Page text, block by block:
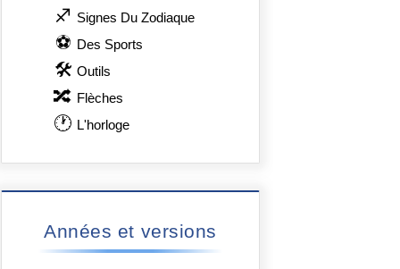
♐ Signes Du Zodiaque
⚽ Des Sports
🛠 Outils
🔀 Flèches
🕐 L'horloge
Années et versions